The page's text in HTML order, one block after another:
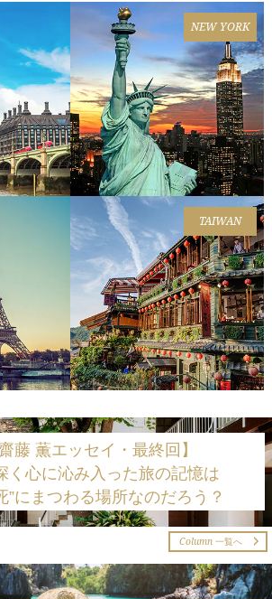
NEW YORK
TAIWAN
齋藤 薫エッセイ・最終回】
く心に沁み入った旅の記憶は
”にまつわる場所なのだろう？
Column一覧へ